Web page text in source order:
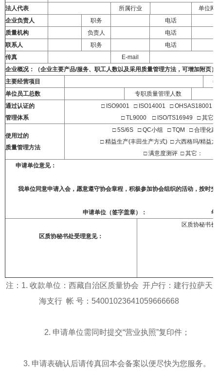
法人代表
所属行业
单位网
企业负责人
职务
电话
质量机构
负责人
电话
联系人
职务
电话
传真
E-mail
企业概况：（企业主要产品/服务、职工人数以及采用质量管理方法，可增加附页）
主要经营项目
单位员工总数
专职质量管理人数
通过认证的
管理体系
□ ISO9001 □ ISO14001 □ OHSAS18001
□ TL9000 □ ISO/
使用过的
质量管理方法
□ 5S/6S □ QC小组 □ TQM □ 合理化
□ 精益生产(丰田生产方式) □ 六西格玛/精益
□ 满意度测评 □ 其
申请单位意见：
我单位同意申请入会，愿意遵守协会章程，积极参加协会组
申请单位（签字盖章）： 年
区质协秘书处受理意见：
区质协秘书
注：1. 收款单位：西藏自治区质量协会 开户行：建行拉萨天
海支行 帐 号：54001023641059666668
2. 申请单位需同时提交“营业执照”复印件；
3. 申请表确认后请传真回本会备案以便尽快为您服务。